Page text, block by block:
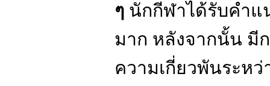
ๆ นักกีฬาได้รับคำ
มาก หลังจากนั้น มี
ความเกี่ยวพันระห